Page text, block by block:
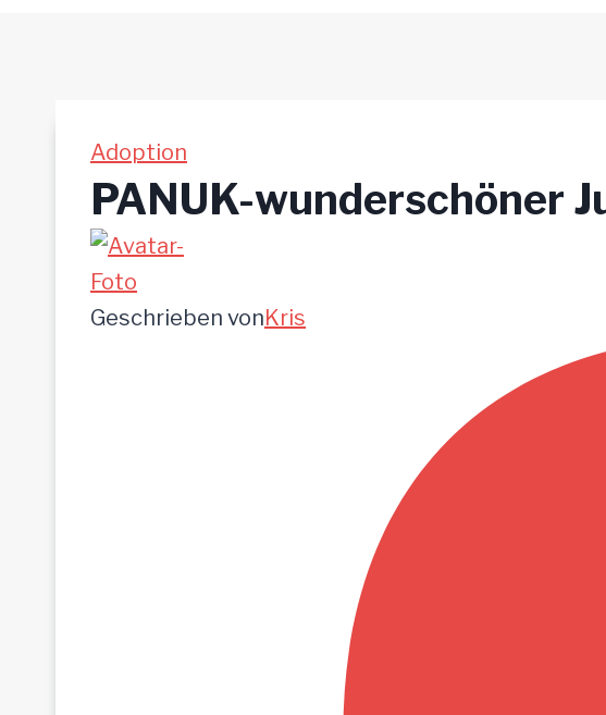
Adoption
PANUK-wunderschöner
Geschrieben vonKris